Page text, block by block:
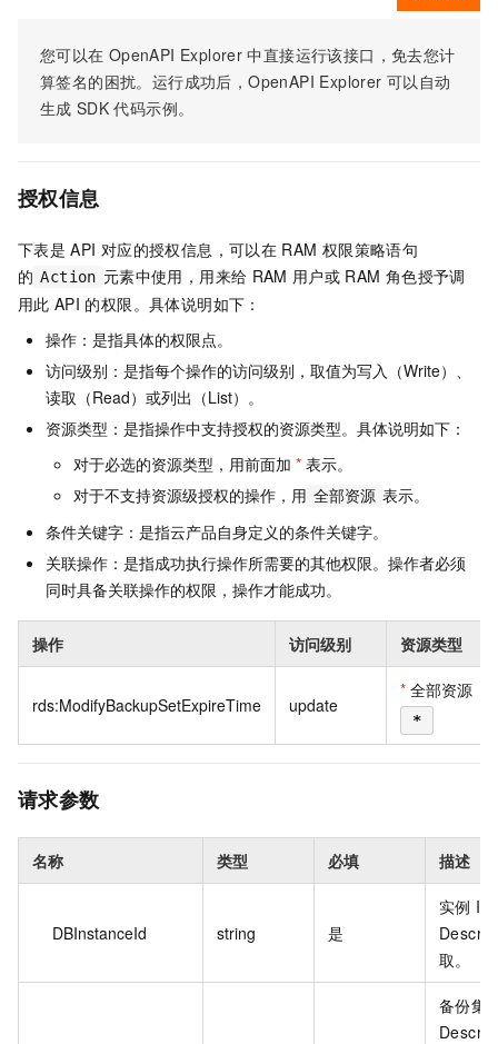
您可以在 OpenAPI Explorer 中直接运行该接口，免去您计
算签名的困扰。运行成功后，OpenAPI Explorer 可以自动
生成 SDK 代码示例。
授权信息
下表是 API 对应的授权信息，可以在 RAM 权限策略语句
的 Action 元素中使用，用来给 RAM 用户或 RAM 角色授予调
用此 API 的权限。具体说明如下：
操作：是指具体的权限点。
访问级别：是指每个操作的访问级别，取值为写入（Write）、
读取（Read）或列出（List）。
资源类型：是指操作中支持授权的资源类型。具体说明如下：
对于必选的资源类型，用前面加 * 表示。
对于不支持资源级授权的操作，用 全部资源 表示。
条件关键字：是指云产品自身定义的条件关键字。
关联操作：是指成功执行操作所需要的其他权限。操作者必须
同时具备关联操作的权限，操作才能成功。
操作 访问级别 资源类型
rds:ModifyBackupSetExpireTime update
* 全部资源
*
请求参数
名称 类型 必填 描述
DBInstanceId string 是
实例 ID
取。
备份集